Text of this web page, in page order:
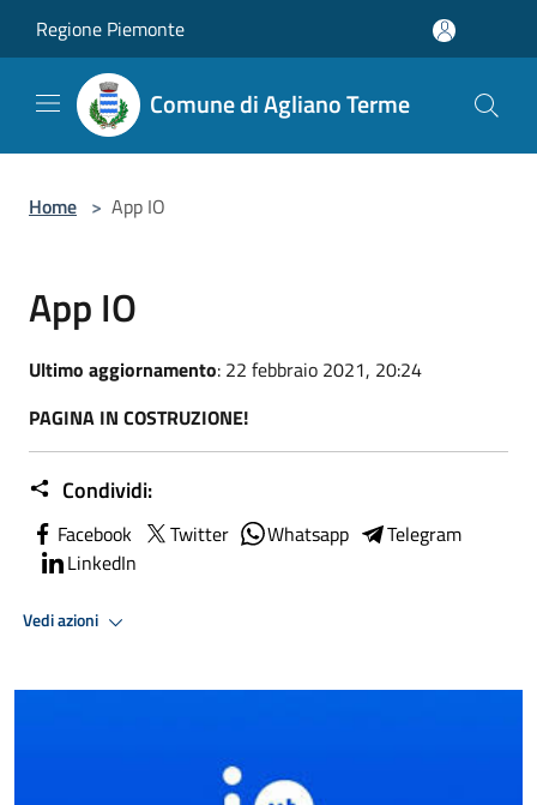
Regione Piemonte
Comune di Agliano Terme
Home > App IO
App IO
Ultimo aggiornamento: 22 febbraio 2021, 20:24
PAGINA IN COSTRUZIONE!
Condividi:
Facebook Twitter Whatsapp
Telegram
LinkedIn
Vedi azioni